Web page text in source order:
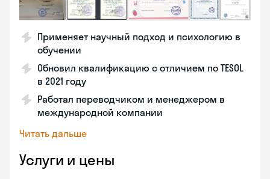
Применяет научный подход и психологию в
обучении
Обновил квалификацию с отличием по TESOL
в 2021 году
Работал переводчиком и менеджером в
международной компании
Читать дальше
Услуги и цены